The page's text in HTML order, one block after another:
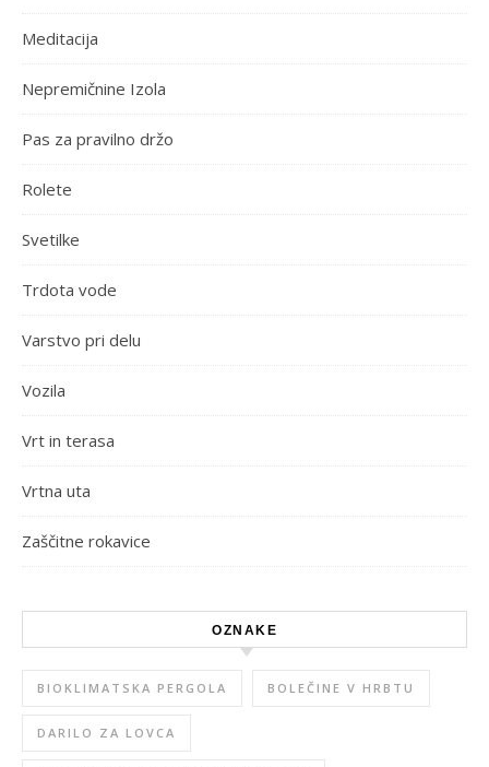
Meditacija
Nepremičnine Izola
Pas za pravilno držo
Rolete
Svetilke
Trdota vode
Varstvo pri delu
Vozila
Vrt in terasa
Vrtna uta
Zaščitne rokavice
OZNAKE
BIOKLIMATSKA PERGOLA BOLEČINE V HRBTU
DARILO ZA LOVCA